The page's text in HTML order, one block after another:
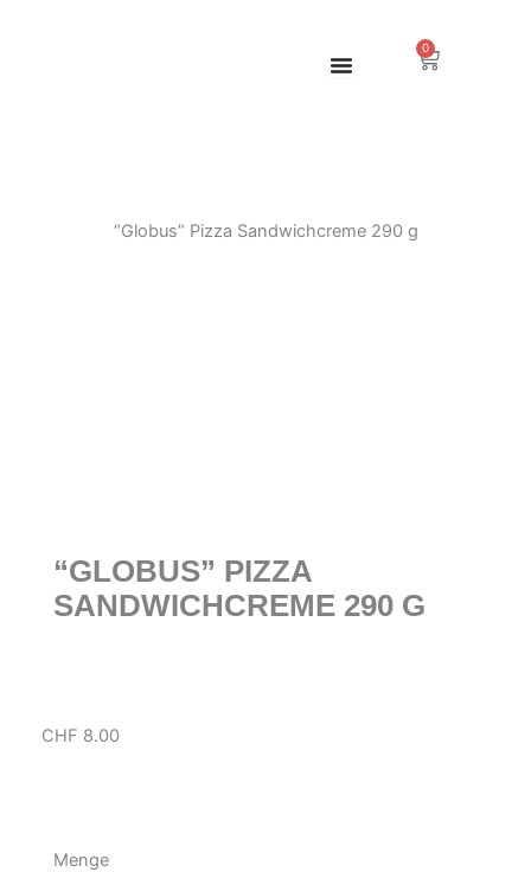
0
“Globus” Pizza Sandwichcreme 290 g
“GLOBUS” PIZZA
SANDWICHCREME 290 G
CHF 8.00
Menge